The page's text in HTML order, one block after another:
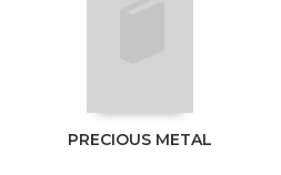
PRECIOUS METAL